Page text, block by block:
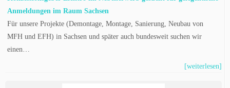
Anmeldungen im Raum Sachsen
Für unsere Projekte (Demontage, Montage, Sanierung, Neubau von
MFH und EFH) in Sachsen und später auch bundesweit suchen wir
einen…
[weiterlesen]